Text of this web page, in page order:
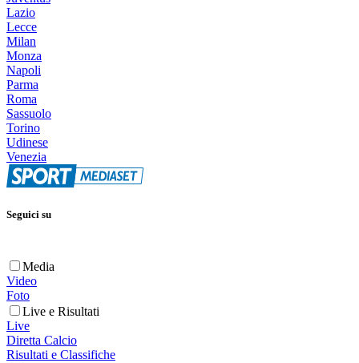
Lazio
Lecce
Milan
Monza
Napoli
Parma
Roma
Sassuolo
Torino
Udinese
Venezia
Seguici su
Media
Video
Foto
Live e Risultati
Live
Diretta Calcio
Risultati e Classifiche